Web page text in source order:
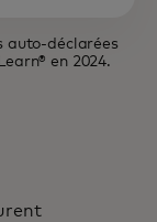
auto-déclarées
en 2024.